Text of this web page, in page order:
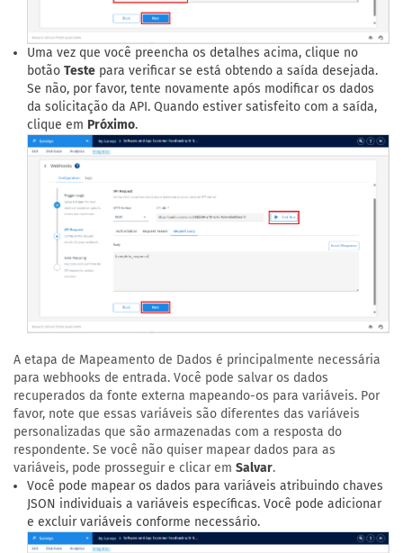
Uma vez que você preencha os detalhes acima, clique no
botão Teste para verificar se está obtendo a saída desejada.
Se não, por favor, tente novamente após modificar os dados
da solicitação da API. Quando estiver satisfeito com a saída,
clique em Próximo.
A etapa de Mapeamento de Dados é principalmente necessária
para webhooks de entrada. Você pode salvar os dados
recuperados da fonte externa mapeando-os para variáveis. Por
favor, note que essas variáveis são diferentes das variáveis
personalizadas que são armazenadas com a resposta do
respondente. Se você não quiser mapear dados para as
variáveis, pode prosseguir e clicar em Salvar.
Você pode mapear os dados para variáveis atribuindo chaves
JSON individuais a variáveis específicas. Você pode adicionar
e excluir variáveis conforme necessário.